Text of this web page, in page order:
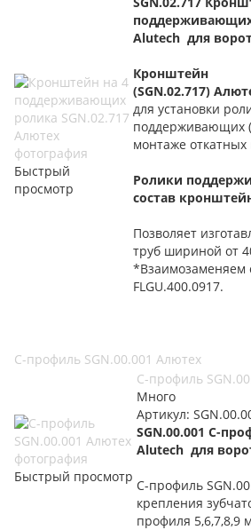
Быстрый
просмотр
Alutech для
Кронштейн
(SGN.02.717)
для установки
поддерживающих
монтаже откатных
Ролики
состав
Позволяет
труб шириной от
*Взаимозаменяем
FLGU.400.0917.
С-профиль SGN.00.001 Алютех
Быстрый просмотр
С-профиль
Много
Артикул:
SGN.00.001 C-
Alutech для
С-профиль
крепления
профиля 5,6,7,8,9